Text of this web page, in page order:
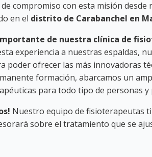
de compromiso con esta misión
en el distrito de Carabanchel en
de nuestra clínica de
experiencia a nuestras espaldas,
poder ofrecer las más innovadoras
formación, abarcamos un
para todo tipo de personas y
Nuestro equipo de fisioterapeutas
sobre el tratamiento que se